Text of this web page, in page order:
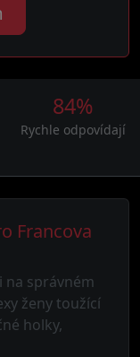
84%
Rychle odpovídají
Francova
na správném
ženy toužící
holky,